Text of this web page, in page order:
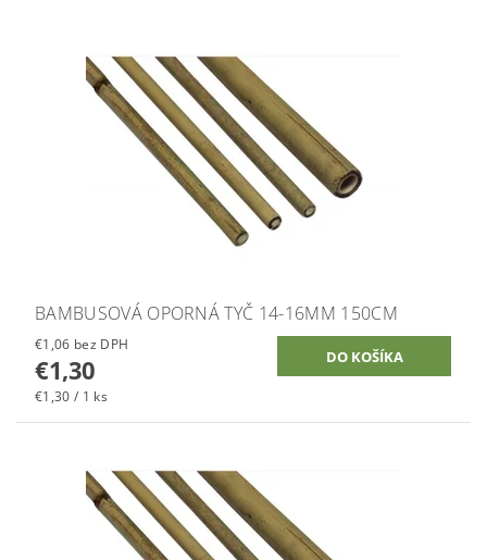
BAMBUSOVÁ OPORNÁ TYČ 14-16MM 150CM
€1,06 bez DPH
€1,30
€1,30 / 1 ks